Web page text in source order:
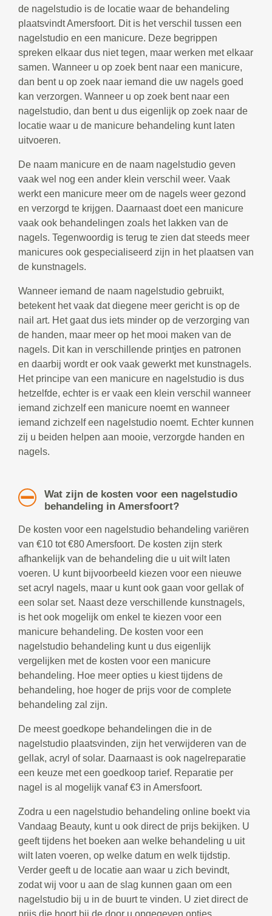
de nagelstudio is de locatie waar de behandeling
plaatsvindt Amersfoort. Dit is het verschil tussen een
nagelstudio en een manicure. Deze begrippen
spreken elkaar dus niet tegen, maar werken met elkaar
samen. Wanneer u op zoek bent naar een manicure,
dan bent u op zoek naar iemand die uw nagels goed
kan verzorgen. Wanneer u op zoek bent naar een
nagelstudio, dan bent u dus eigenlijk op zoek naar de
locatie waar u de manicure behandeling kunt laten
uitvoeren.
De naam manicure en de naam nagelstudio geven
vaak wel nog een ander klein verschil weer. Vaak
werkt een manicure meer om de nagels weer gezond
en verzorgd te krijgen. Daarnaast doet een manicure
vaak ook behandelingen zoals het lakken van de
nagels. Tegenwoordig is terug te zien dat steeds meer
manicures ook gespecialiseerd zijn in het plaatsen van
de kunstnagels.
Wanneer iemand de naam nagelstudio gebruikt,
betekent het vaak dat diegene meer gericht is op de
nail art. Het gaat dus iets minder op de verzorging van
de handen, maar meer op het mooi maken van de
nagels. Dit kan in verschillende printjes en patronen
en daarbij wordt er ook vaak gewerkt met kunstnagels.
Het principe van een manicure en nagelstudio is dus
hetzelfde, echter is er vaak een klein verschil wanneer
iemand zichzelf een manicure noemt en wanneer
iemand zichzelf een nagelstudio noemt. Echter kunnen
zij u beiden helpen aan mooie, verzorgde handen en
nagels.
Wat zijn de kosten voor een nagelstudio
behandeling in Amersfoort?
De kosten voor een nagelstudio behandeling variëren
van €10 tot €80 Amersfoort. De kosten zijn sterk
afhankelijk van de behandeling die u uit wilt laten
voeren. U kunt bijvoorbeeld kiezen voor een nieuwe
set acryl nagels, maar u kunt ook gaan voor gellak of
een solar set. Naast deze verschillende kunstnagels,
is het ook mogelijk om enkel te kiezen voor een
manicure behandeling. De kosten voor een
nagelstudio behandeling kunt u dus eigenlijk
vergelijken met de kosten voor een manicure
behandeling. Hoe meer opties u kiest tijdens de
behandeling, hoe hoger de prijs voor de complete
behandeling zal zijn.
De meest goedkope behandelingen die in de
nagelstudio plaatsvinden, zijn het verwijderen van de
gellak, acryl of solar. Daarnaast is ook nagelreparatie
een keuze met een goedkoop tarief. Reparatie per
nagel is al mogelijk vanaf €3 in Amersfoort.
Zodra u een nagelstudio behandeling online boekt via
Vandaag Beauty, kunt u ook direct de prijs bekijken. U
geeft tijdens het boeken aan welke behandeling u uit
wilt laten voeren, op welke datum en welk tijdstip.
Verder geeft u de locatie aan waar u zich bevindt,
zodat wij voor u aan de slag kunnen gaan om een
nagelstudio bij u in de buurt te vinden. U ziet direct de
prijs die hoort bij de door u opgegeven opties.